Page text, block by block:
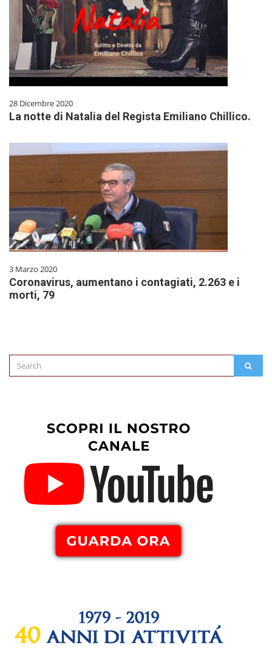
28 Dicembre 2020
La notte di Natalia del Regista Emiliano Chillico.
3 Marzo 2020
Coronavirus, aumentano i contagiati, 2.263 e i
morti, 79
Search
for: